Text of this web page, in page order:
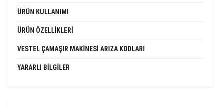
ÜRÜN KULLANIMI
ÜRÜN ÖZELLIKLERI
VESTEL ÇAMAŞIR MAKINESI ARIZA KODLARI
YARARLI BILGILER